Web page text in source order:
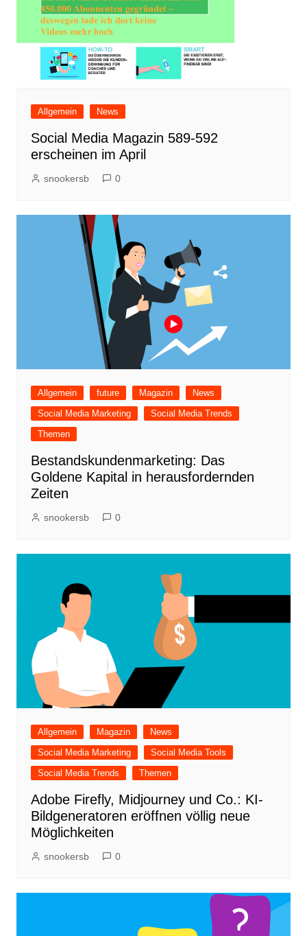
Allgemein News
Social Media Magazin 589-592
erscheinen im April
snookersb 0
Allgemein future Magazin
News
Social Media Marketing
Social Media Trends
Themen
Bestandskundenmarketing: Das
Goldene Kapital in herausfordernden
Zeiten
snookersb 0
Allgemein Magazin
News
Social Media Marketing
Social Media Tools
Social Media Trends
Themen
Adobe Firefly, Midjourney und Co.: KI-
Bildgeneratoren eröffnen völlig neue
Möglichkeiten
snookersb 0